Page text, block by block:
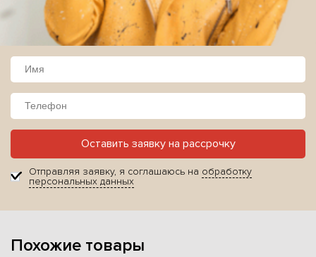
Оставить заявку на рассрочку
Отправляя заявку, я соглашаюсь на обработку
персональных данных
Похожие товары